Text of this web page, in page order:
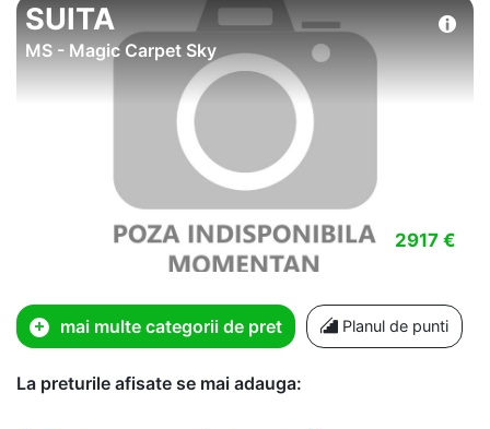
SUITA
MS - Magic Carpet Sky
2917 €
mai multe categorii de pret Planul de punti
La preturile afisate se mai adauga: